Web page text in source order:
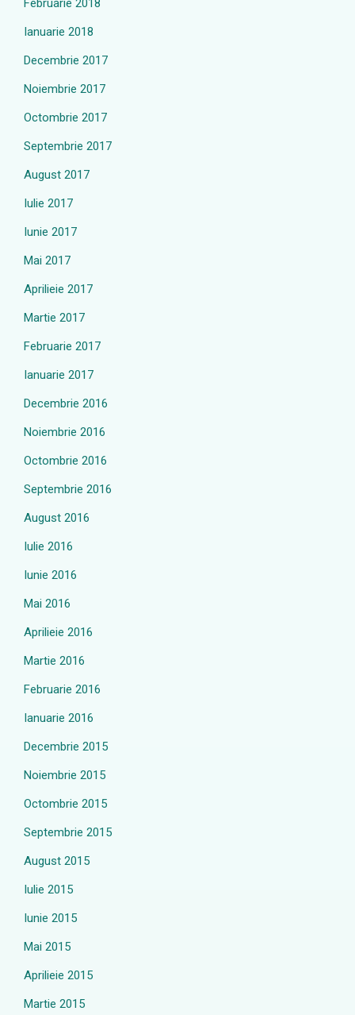
Februarie 2018
Ianuarie 2018
Decembrie 2017
Noiembrie 2017
Octombrie 2017
Septembrie 2017
August 2017
Iulie 2017
Iunie 2017
Mai 2017
Aprilieie 2017
Martie 2017
Februarie 2017
Ianuarie 2017
Decembrie 2016
Noiembrie 2016
Octombrie 2016
Septembrie 2016
August 2016
Iulie 2016
Iunie 2016
Mai 2016
Aprilieie 2016
Martie 2016
Februarie 2016
Ianuarie 2016
Decembrie 2015
Noiembrie 2015
Octombrie 2015
Septembrie 2015
August 2015
Iulie 2015
Iunie 2015
Mai 2015
Aprilieie 2015
Martie 2015